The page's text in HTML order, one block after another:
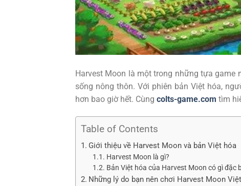
Harvest Moon là một trong những tựa game
sống nông thôn. Với phiên bản Việt hóa,
hơn bao giờ hết. Cùng colts-game.com tìm
Table of Contents
Giới thiệu về Harvest Moon và bản Việt hóa
Harvest Moon là gì?
Bản Việt hóa của Harvest Moon có gì đặc
Những lý do bạn nên chơi Harvest Moon